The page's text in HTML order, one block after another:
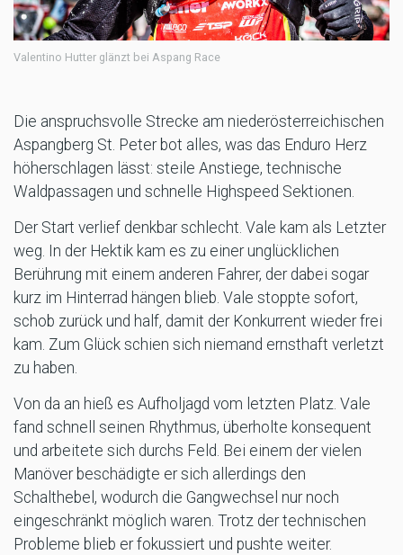
Valentino Hutter glänzt bei Aspang Race
Die anspruchsvolle Strecke am niederösterreichischen
Aspangberg St. Peter bot alles, was das Enduro Herz
höherschlagen lässt: steile Anstiege, technische
Waldpassagen und schnelle Highspeed Sektionen.
Der Start verlief denkbar schlecht. Vale kam als Letzter
weg. In der Hektik kam es zu einer unglücklichen
Berührung mit einem anderen Fahrer, der dabei sogar
kurz im Hinterrad hängen blieb. Vale stoppte sofort,
schob zurück und half, damit der Konkurrent wieder frei
kam. Zum Glück schien sich niemand ernsthaft verletzt
zu haben.
Von da an hieß es Aufholjagd vom letzten Platz. Vale
fand schnell seinen Rhythmus, überholte konsequent
und arbeitete sich durchs Feld. Bei einem der vielen
Manöver beschädigte er sich allerdings den
Schalthebel, wodurch die Gangwechsel nur noch
eingeschränkt möglich waren. Trotz der technischen
Probleme blieb er fokussiert und pushte weiter.